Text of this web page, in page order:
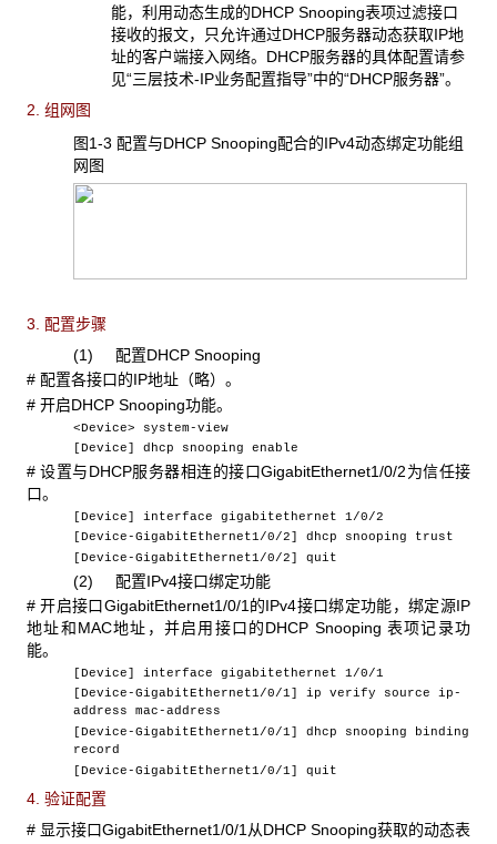
能，利用动态生成的DHCP Snooping表项过滤接口
接收的报文，只允许通过DHCP服务器动态获取IP地
址的客户端接入网络。DHCP服务器的具体配置请参
见“三层技术-IP业务配置指导”中的“DHCP服务器”。
2. 组网图
图1-3 配置与DHCP Snooping配合的IPv4动态绑定功能组
网图
3. 配置步骤
(1) 配置DHCP Snooping
# 配置各接口的IP地址（略）。
# 开启DHCP Snooping功能。
<Device> system-view
[Device] dhcp snooping enable
# 设置与DHCP服务器相连的接口GigabitEthernet1/0/2为信任接
口。
[Device] interface gigabitethernet 1/0/2
[Device-GigabitEthernet1/0/2] dhcp snooping trust
[Device-GigabitEthernet1/0/2] quit
(2) 配置IPv4接口绑定功能
# 开启接口GigabitEthernet1/0/1的IPv4接口绑定功能，绑定源IP
地址和MAC地址，并启用接口的DHCP Snooping 表项记录功
能。
[Device] interface gigabitethernet 1/0/1
[Device-GigabitEthernet1/0/1] ip verify source ip-
address mac-address
[Device-GigabitEthernet1/0/1] dhcp snooping binding
record
[Device-GigabitEthernet1/0/1] quit
4. 验证配置
# 显示接口GigabitEthernet1/0/1从DHCP Snooping获取的动态表